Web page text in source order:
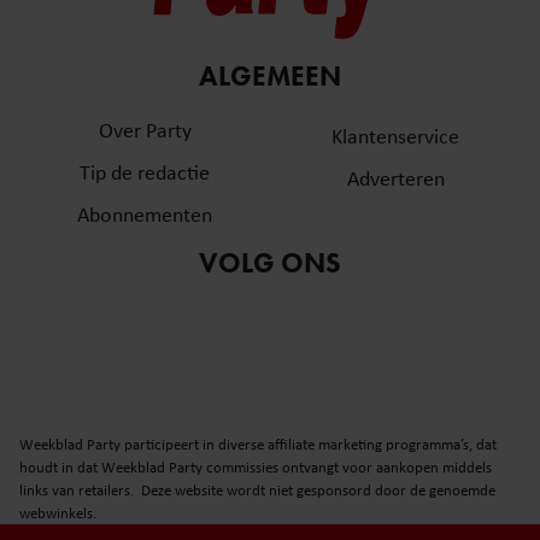
en om ons websiteverkeer te analyseren. Ook delen we
informatie over uw gebruik van onze site met onze
partners voor social media, adverteren en analyse. Deze
informatie die u aan ze heeft verstrekt of die ze hebben
gaat akkoord met onze cookies als u onze website blijft
gebruiken.
ALGEMEEN
Over Party
Tip de redactie
Abonnementen
Klantenservice
Adverteren
VOLG ONS
Weekblad Party participeert in diverse affiliate marketing programma’s, dat
houdt in dat Weekblad Party commissies ontvangt voor aankopen middels
links van retailers. Deze website wordt niet gesponsord door de genoemde
webwinkels.